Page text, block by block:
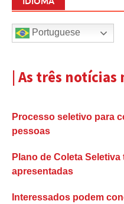
Portuguese
| As três notícias
Processo seletivo para
pessoas
Plano de Coleta
apresentadas
Interessados podem